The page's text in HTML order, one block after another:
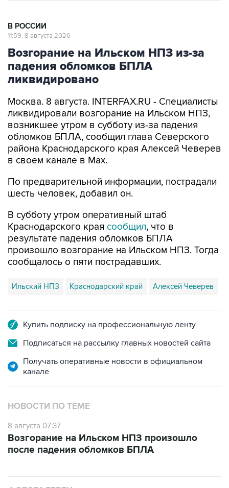
Возгорание на Ильском НПЗ из-за
падения обломков БПЛА
ликвидировано
Москва. 8 августа. INTERFAX.RU - Специалисты
возникшее утром в субботу из-за падения
обломков БПЛА, сообщил глава Северского
района Краснодарского края Алексей Чеверев
в своем канале в Max.
По предварительной информации, пострадали
В субботу утром оперативный штаб
результате падения обломков БПЛА
произошло возгорание на Ильском НПЗ. Тогда
сообщалось о пяти пострадавших.
Ильский НПЗ Краснодарский край Алексей Чеверев
Подписаться на рассылку главных новостей сайта
Получать оперативные новости в официальном
НОВОСТИ ПО ТЕМЕ
8 августа 07:37
после падения обломков БПЛА